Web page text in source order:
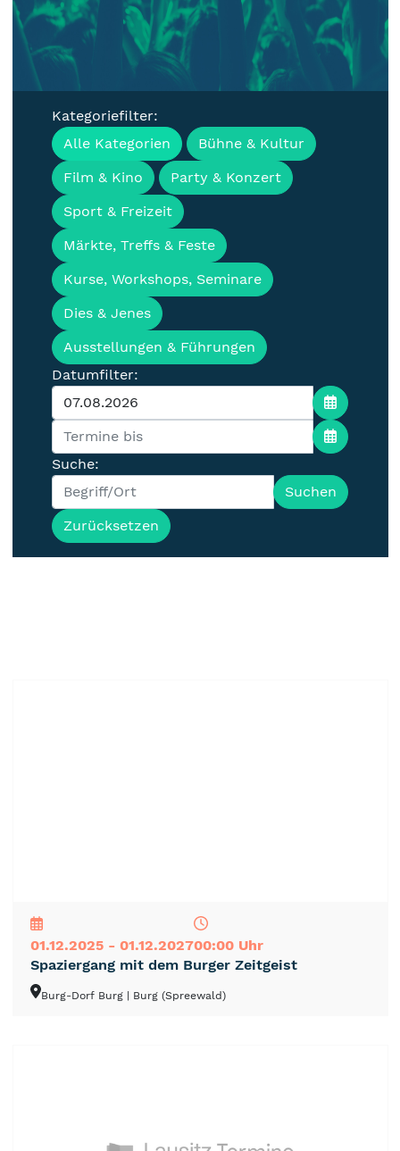
Veranstaltungen, Termine &
Events für die Lausitz
Kategoriefilter:
Alle Kategorien
Bühne & Kultur
Film & Kino
Party & Konzert
Sport & Freizeit
Märkte, Treffs & Feste
Kurse, Workshops, Seminare
Dies & Jenes
Ausstellungen & Führungen
Datumfilter:
Suche:
Suchen
Zurücksetzen
01.12.2025 - 01.12.202700:00 Uhr
Spaziergang mit dem Burger Zeitgeist
Burg-Dorf Burg | Burg (Spreewald)